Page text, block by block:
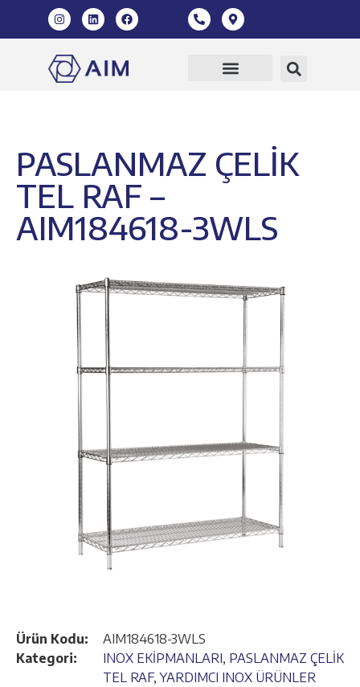
PASLANMAZ ÇELİK
TEL RAF –
AIM184618-3WLS
Ürün Kodu:
AIM184618-3WLS
Kategori:
INOX EKİPMANLARI, PASLANMAZ ÇELİK
TEL RAF,YARDIMCI INOX ÜRÜNLER